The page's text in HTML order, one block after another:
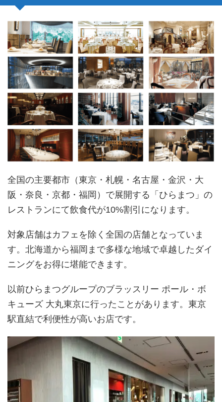
全国の主要都市（東京・札幌・名古屋・金沢・大
阪・奈良・京都・福岡）で展開する「ひらまつ」の
レストランにて飲食代が10%割引になります。
対象店舗はカフェを除く全国の店舗となっていま
す。北海道から福岡まで多様な地域で卓越したダイ
ニングをお得に堪能できます。
以前ひらまつグループのブラッスリー ポール・ボ
キューズ 大丸東京に行ったことがあります。東京
駅直結で利便性が高いお店です。